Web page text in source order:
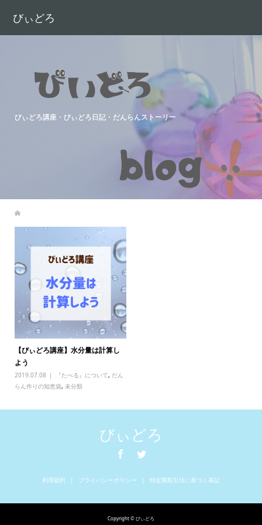
びぃどろ
びぃどろ講座・びぃどろ日記・だんらんストーリー
【びぃどろ講座】水分量は計算し
よう
2019.07.08 『たべる』について, だん
らん作りの知恵袋, 未分類
びぃどろ
利用規約 プライバシーポリシー 特定商取引法に基づく表記
Copyright © びぃどろ